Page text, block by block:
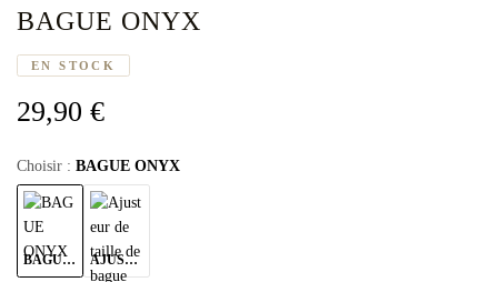
BAGUE ONYX
EN STOCK
29,90 €
BAGUE ONYX
BAGUE ONYX AJUSTEUR DE BAGUE